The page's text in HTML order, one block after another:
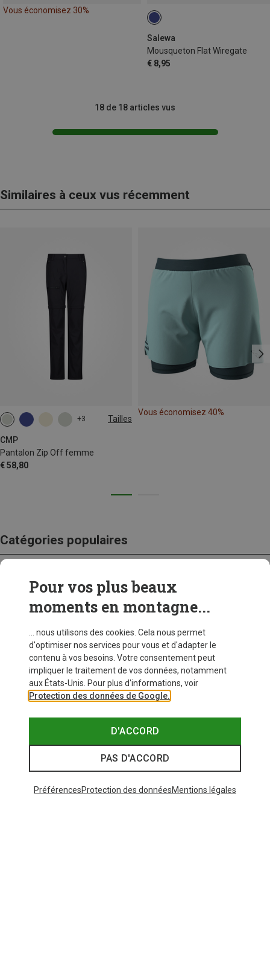
Vous économisez 30%
Salewa
Mousqueton Flat Wiregate
€ 8,95
18 de 18 articles vus
Similaires à ceux vus récemment
+3 Tailles
CMP
Pantalon Zip Off femme
€ 58,80
Vous économisez 40%
Catégories populaires
CRAMPONS
Pour vos plus beaux
moments en montagne...
... nous utilisons des cookies. Cela nous permet
d'optimiser nos services pour vous et d'adapter le
contenu à vos besoins. Votre consentement peut
impliquer le traitement de vos données, notamment
aux États-Unis. Pour plus d'informations, voir
Protection des données de Google.
D'ACCORD
PAS D'ACCORD
PréférencesProtection des donnéesMentions légales